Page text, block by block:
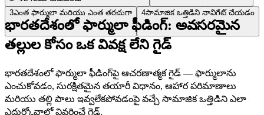
3ఎంత ఫార్ములా మరియు ఎంత తరచుగా 4సామాజిక ఒత్తిడిని నావిగేట్ చేయడం
భారతదేశంలో ఫార్ములా ఫీడింగ్: అవసరమైన
తల్లుల కోసం ఒక వివక్ష లేని గైడ్
భారతదేశంలో ఫార్ములా ఫీడింగ్‌పై ఆచరణాత్మక గైడ్ — ఫార్ములాను
ఎంచుకోవడం, సురక్షితమైన తయారీ విధానం, ఆహార పరిమాణాలు
మరియు తల్లి పాలు ఇవ్వలేకపోవడంపై వచ్చే సామాజిక ఒత్తిడిని ఎలా
ఎదుర్కోవాలో వివరించే గైడ్.